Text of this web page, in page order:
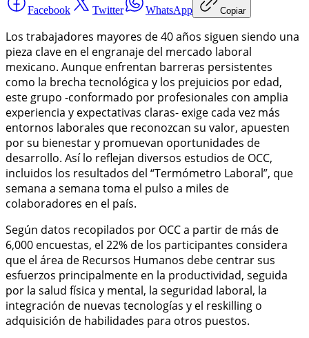
Facebook Twitter WhatsApp Copiar
Los trabajadores mayores de 40 años siguen siendo una
pieza clave en el engranaje del mercado laboral
mexicano. Aunque enfrentan barreras persistentes
como la brecha tecnológica y los prejuicios por edad,
este grupo -conformado por profesionales con amplia
experiencia y expectativas claras- exige cada vez más
entornos laborales que reconozcan su valor, apuesten
por su bienestar y promuevan oportunidades de
desarrollo. Así lo reflejan diversos estudios de OCC,
incluidos los resultados del “Termómetro Laboral”, que
semana a semana toma el pulso a miles de
colaboradores en el país.
Según datos recopilados por OCC a partir de más de
6,000 encuestas, el 22% de los participantes considera
que el área de Recursos Humanos debe centrar sus
esfuerzos principalmente en la productividad, seguida
por la salud física y mental, la seguridad laboral, la
integración de nuevas tecnologías y el reskilling o
adquisición de habilidades para otros puestos.